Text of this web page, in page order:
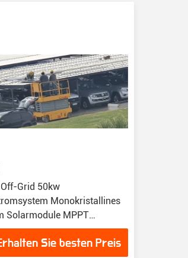
Grid 50kw
Monokristallines
Solarmodule MPPT
Zuhause
Sie besten Preis